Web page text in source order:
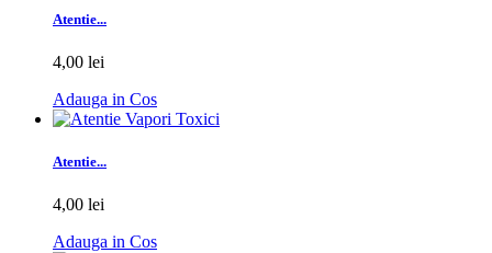
Atentie...
4,00 lei
Adauga in Cos
Atentie...
4,00 lei
Adauga in Cos